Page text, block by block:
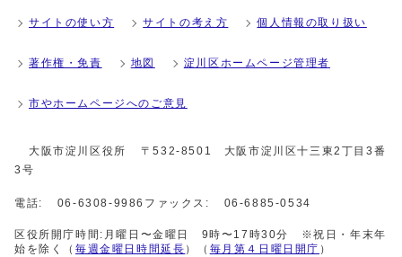
サイトの使い方 サイトの考え方 個人情報の取り扱い
著作権・免責 地図 淀川区ホームページ管理者
市やホームページへのご意見
大阪市淀川区役所
〒532-8501 大阪市淀川区十三東2丁目3番
3号
電話: 06-6308-9986 ファックス: 06-6885-0534
区役所開庁時間:月曜日〜金曜日 9時〜17時30分 ※祝日・年末年
始を除く（ 毎週金曜日時間延長 ）（ 毎月第４日曜日開庁 ）